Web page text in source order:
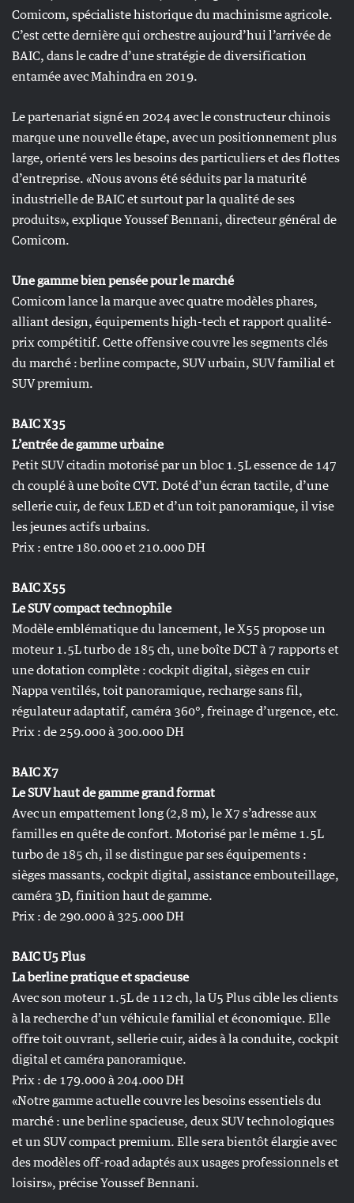
Comicom, spécialiste historique du machinisme agricole.
C’est cette dernière qui orchestre aujourd’hui l’arrivée de
BAIC, dans le cadre d’une stratégie de diversification
entamée avec Mahindra en 2019.
Le partenariat signé en 2024 avec le constructeur chinois
marque une nouvelle étape, avec un positionnement plus
large, orienté vers les besoins des particuliers et des flottes
d’entreprise. «Nous avons été séduits par la maturité
industrielle de BAIC et surtout par la qualité de ses
produits», explique Youssef Bennani, directeur général de
Comicom.
Une gamme bien pensée pour le marché
Comicom lance la marque avec quatre modèles phares,
alliant design, équipements high-tech et rapport qualité-
prix compétitif. Cette offensive couvre les segments clés
du marché : berline compacte, SUV urbain, SUV familial et
SUV premium.
BAIC X35
L’entrée de gamme urbaine
Petit SUV citadin motorisé par un bloc 1.5L essence de 147
ch couplé à une boîte CVT. Doté d’un écran tactile, d’une
sellerie cuir, de feux LED et d’un toit panoramique, il vise
les jeunes actifs urbains.
Prix : entre 180.000 et 210.000 DH
BAIC X55
Le SUV compact technophile
Modèle emblématique du lancement, le X55 propose un
moteur 1.5L turbo de 185 ch, une boîte DCT à 7 rapports et
une dotation complète : cockpit digital, sièges en cuir
Nappa ventilés, toit panoramique, recharge sans fil,
régulateur adaptatif, caméra 360°, freinage d’urgence, etc.
Prix : de 259.000 à 300.000 DH
BAIC X7
Le SUV haut de gamme grand format
Avec un empattement long (2,8 m), le X7 s’adresse aux
familles en quête de confort. Motorisé par le même 1.5L
turbo de 185 ch, il se distingue par ses équipements :
sièges massants, cockpit digital, assistance embouteillage,
caméra 3D, finition haut de gamme.
Prix : de 290.000 à 325.000 DH
BAIC U5 Plus
La berline pratique et spacieuse
Avec son moteur 1.5L de 112 ch, la U5 Plus cible les clients
à la recherche d’un véhicule familial et économique. Elle
offre toit ouvrant, sellerie cuir, aides à la conduite, cockpit
digital et caméra panoramique.
Prix : de 179.000 à 204.000 DH
«Notre gamme actuelle couvre les besoins essentiels du
marché : une berline spacieuse, deux SUV technologiques
et un SUV compact premium. Elle sera bientôt élargie avec
des modèles off-road adaptés aux usages professionnels et
loisirs», précise Youssef Bennani.